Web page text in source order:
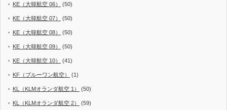
KE（大韓航空 06） (50)
KE（大韓航空 07） (50)
KE（大韓航空 08） (50)
KE（大韓航空 09） (50)
KE（大韓航空 10） (41)
KF（ブルーワン航空） (1)
KL（KLMオランダ航空 1） (50)
KL（KLMオランダ航空 2） (59)